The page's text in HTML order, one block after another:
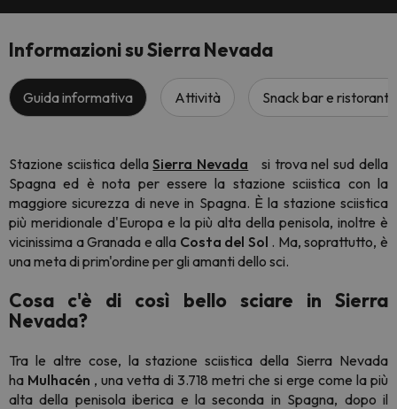
Informazioni su Sierra Nevada
Guida informativa Attività Snack bar e ristoranti
Stazione sciistica dellaSierra Nevada
si trova nel sud della
Spagna ed è nota per essere la stazione sciistica con la
maggiore sicurezza di neve in Spagna. È la stazione sciistica
più meridionale d'Europa e la più alta della penisola, inoltre è
vicinissima a Granada e alla Costa del Sol . Ma, soprattutto, è
una meta di prim'ordine per gli amanti dello sci.
Cosa c'è di così bello sciare in Sierra
Nevada?
Tra le altre cose, la stazione sciistica della Sierra Nevada
ha Mulhacén , una vetta di 3.718 metri che si erge come la più
alta della penisola iberica e la seconda in Spagna, dopo il